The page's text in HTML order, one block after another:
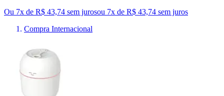
Ou 7x de R$ 43,74 sem jurosou 7x de R$ 43,74 sem juros
Compra Internacional